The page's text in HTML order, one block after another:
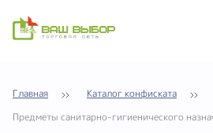
Главная Каталог конфиската
Предметы санитарно-гигиенического